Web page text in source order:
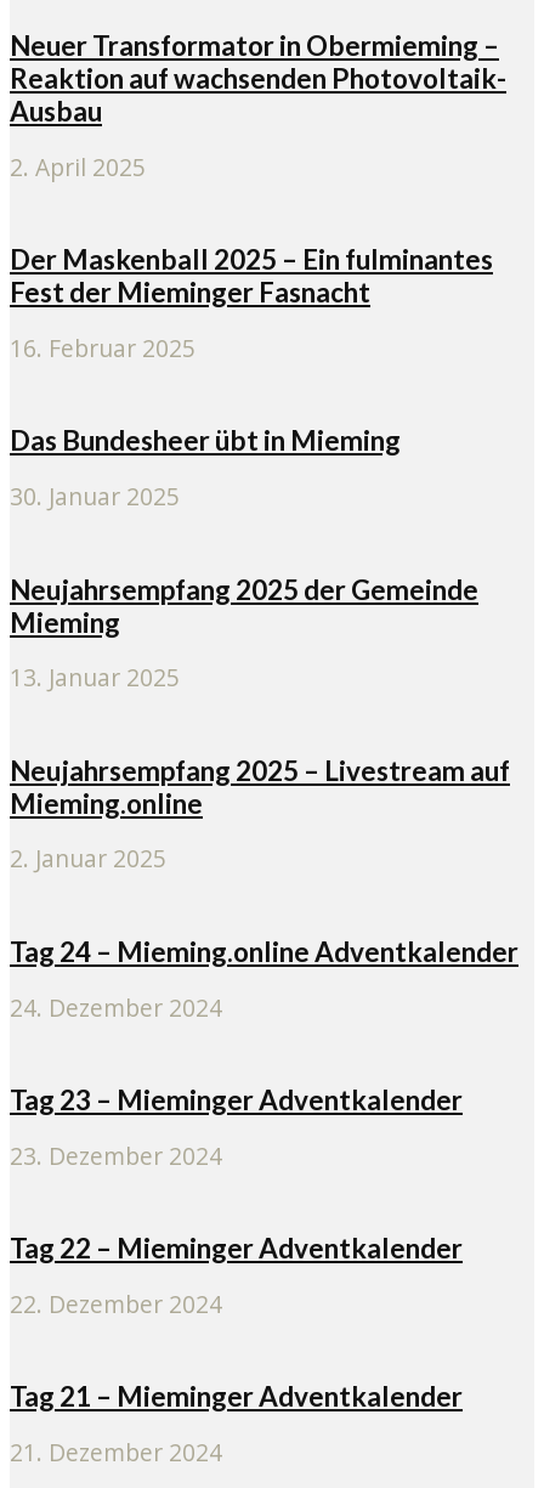
Neuer Transformator in Obermieming –
Reaktion auf wachsenden Photovoltaik-
Ausbau
2. April 2025
Der Maskenball 2025 – Ein fulminantes
Fest der Mieminger Fasnacht
16. Februar 2025
Das Bundesheer übt in Mieming
30. Januar 2025
Neujahrsempfang 2025 der Gemeinde
Mieming
13. Januar 2025
Neujahrsempfang 2025 – Livestream auf
Mieming.online
2. Januar 2025
Tag 24 – Mieming.online Adventkalender
24. Dezember 2024
Tag 23 – Mieminger Adventkalender
23. Dezember 2024
Tag 22 – Mieminger Adventkalender
22. Dezember 2024
Tag 21 – Mieminger Adventkalender
21. Dezember 2024